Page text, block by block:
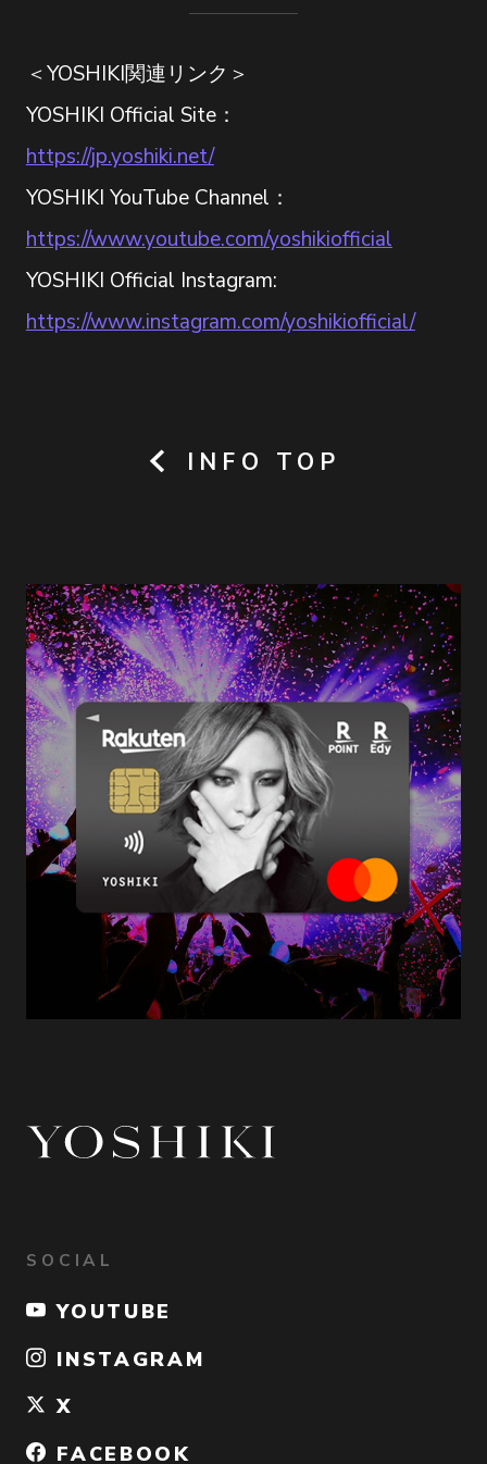
＜YOSHIKI関連リンク＞
YOSHIKI Official Site：
https://jp.yoshiki.net/
YOSHIKI YouTube Channel：
https://www.youtube.com/yoshikiofficial
YOSHIKI Official Instagram:
https://www.instagram.com/yoshikiofficial/
INFO TOP
SOCIAL
YOUTUBE
INSTAGRAM
X
FACEBOOK